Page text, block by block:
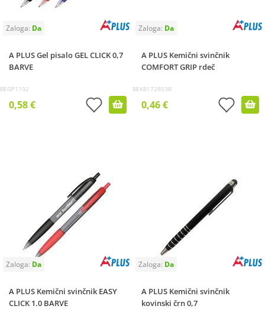
A PLUS Gel pisalo GEL CLICK 0,7
BARVE
BEGP1102
0,58 €
A PLUS Kemični svinčnik
COMFORT GRIP rdeč
BEKB172803R
0,46 €
A PLUS Kemični svinčnik EASY
CLICK 1.0 BARVE
A PLUS Kemični svinčnik
kovinski črn 0,7